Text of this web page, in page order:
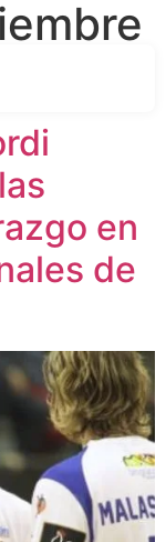
en
de